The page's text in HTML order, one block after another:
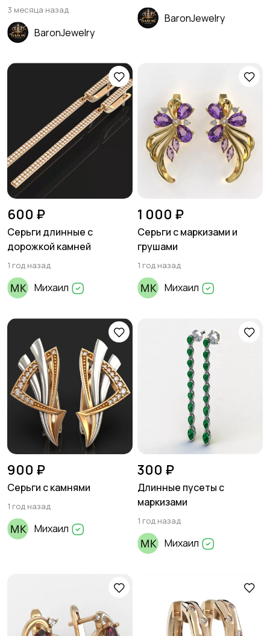
3 месяца назад
BaronJewelry
BaronJewelry
600 ₽
Серьги длинные с
дорожкой камней
1 год назад
Михаил
1 000 ₽
Серьги с маркизами и
грушами
1 год назад
Михаил
900 ₽
Серьги с камнями
1 год назад
Михаил
300 ₽
Длинные пусеты с
маркизами
1 год назад
Михаил